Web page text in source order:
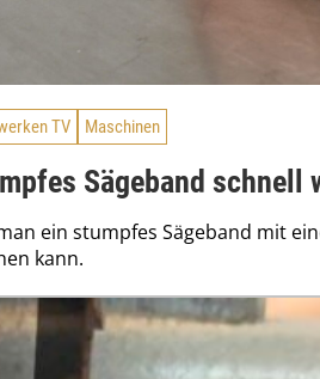
TV Maschinen
Sägeband schnell
ein stumpfes Sägeband mit
kann.